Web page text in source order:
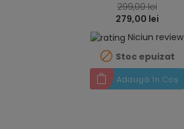
299,00 lei
279,00 lei
Niciun review
 Stoc epuizat
Adaugă în Coș